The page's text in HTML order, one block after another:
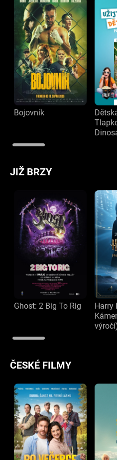
Bojovník
JIŽ BRZY
Ghost: 2 Big To Rig
Harry
ČESKÉ FILMY